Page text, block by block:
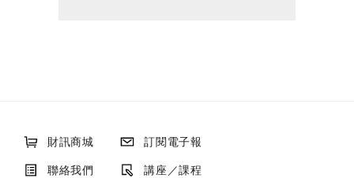
財訊商城
訂閱電子報
聯絡我們
講座／課程